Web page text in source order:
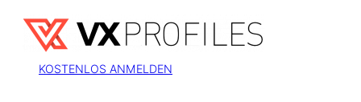
Inhalt
springen
KOSTENLOS ANMELDEN